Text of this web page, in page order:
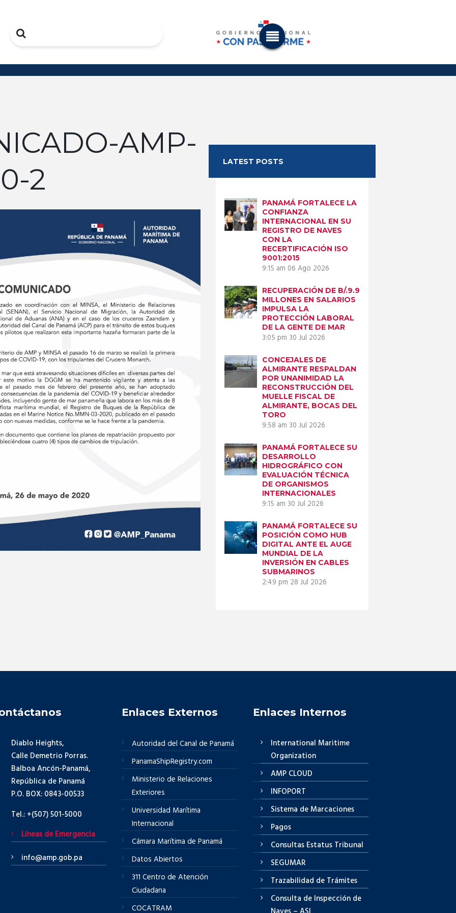
Search
AMP-
2
Next item
Comunicado---
AMP-26-05-2020-1
LATEST POSTS
PANAMÁ FORTALECE LA
CONFIANZA
INTERNACIONAL EN SU
REGISTRO DE NAVES
CON LA
RECERTIFICACIÓN ISO
9001:2015
9:15 am 06 Ago 2026
RECUPERACIÓN DE B/.9.9
MILLONES EN SALARIOS
IMPULSA LA
PROTECCIÓN LABORAL
DE LA GENTE DE MAR
3:05 pm 30 Jul 2026
CONCEJALES DE
ALMIRANTE RESPALDAN
POR UNANIMIDAD LA
RECONSTRUCCIÓN DEL
MUELLE FISCAL DE
ALMIRANTE, BOCAS DEL
TORO
9:58 am 30 Jul 2026
PANAMÁ FORTALECE SU
DESARROLLO
HIDROGRÁFICO CON
EVALUACIÓN TÉCNICA
DE ORGANISMOS
INTERNACIONALES
9:15 am 30 Jul 2026
PANAMÁ FORTALECE SU
POSICIÓN COMO HUB
DIGITAL ANTE EL AUGE
MUNDIAL DE LA
INVERSIÓN EN CABLES
SUBMARINOS
2:49 pm 28 Jul 2026
Diablo Heights,
Calle Demetrio Porras.
Balboa Ancón-Panamá,
República de Panamá
P.O. BOX: 0843-00533
Tel.: +(507) 501-5000
Líneas de Emergencia
info@amp.gob.pa
Enlaces Externos
Autoridad del Canal de Panamá
PanamaShipRegistry.com
Ministerio de Relaciones
Exteriores
Universidad Marítima
Internacional
Cámara Marítima de Panamá
Datos Abiertos
311 Centro de Atención
Ciudadana
COCATRAM
Enlaces Internos
International Maritime
Organization
AMP CLOUD
INFOPORT
Sistema de Marcaciones
Pagos
Consultas Estatus Tribunal
SEGUMAR
Trazabilidad de Trámites
Consulta de Inspección de